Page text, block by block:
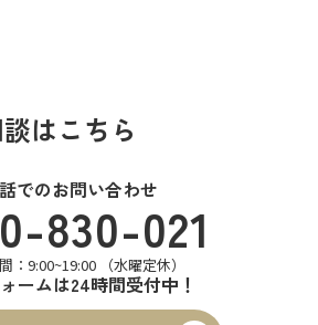
はこちら
でのお問い合わせ
830-021
：9:00~19:00 （水曜定休）
ームは24時間受付中！